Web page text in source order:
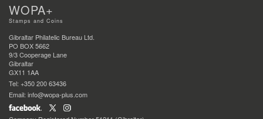
WOPA+
Stamps and Coins
Gibraltar Philatelic Bureau Ltd.
PO BOX 5662
9/3 Cooperage Lane
Gibraltar
GX11 1AA
Tel: +350 200 63436
Email: info@wopa-plus.com